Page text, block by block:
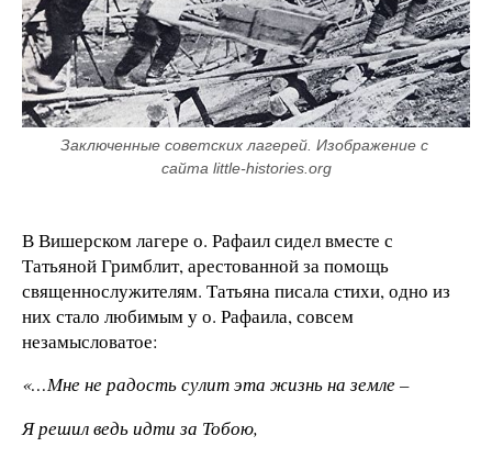
Заключенные советских лагерей. Изображение с
сайта little-histories.org
В Вишерском лагере о. Рафаил сидел вместе с
Татьяной Гримблит, арестованной за помощь
священнослужителям. Татьяна писала стихи, одно из
них стало любимым у о. Рафаила, совсем
незамысловатое:
«…Мне не радость сулит эта жизнь на земле –
Я решил ведь идти за Тобою,